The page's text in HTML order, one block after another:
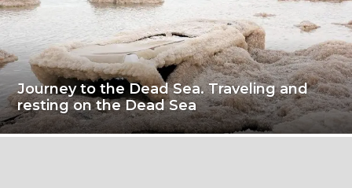
Journey to the Dead Sea. Traveling and
resting on the Dead Sea